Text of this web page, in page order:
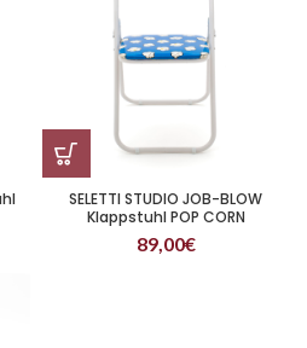
SELETTI STUDIO JOB-BLOW
Klappstuhl POP CORN
89,00€